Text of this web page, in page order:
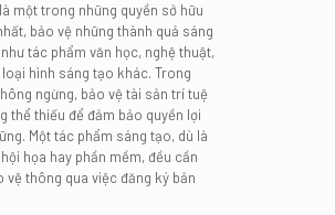
một trong những quyền sở hữu
bảo vệ những thành quả sáng
tác phẩm văn học, nghệ thuật,
hình sáng tạo khác. Trong
ngừng, bảo vệ tài sản trí tuệ
thể thiếu để đảm bảo quyền lợi
Một tác phẩm sáng tạo, dù là
họa hay phần mềm, đều cần
vệ thông qua việc đăng ký bản